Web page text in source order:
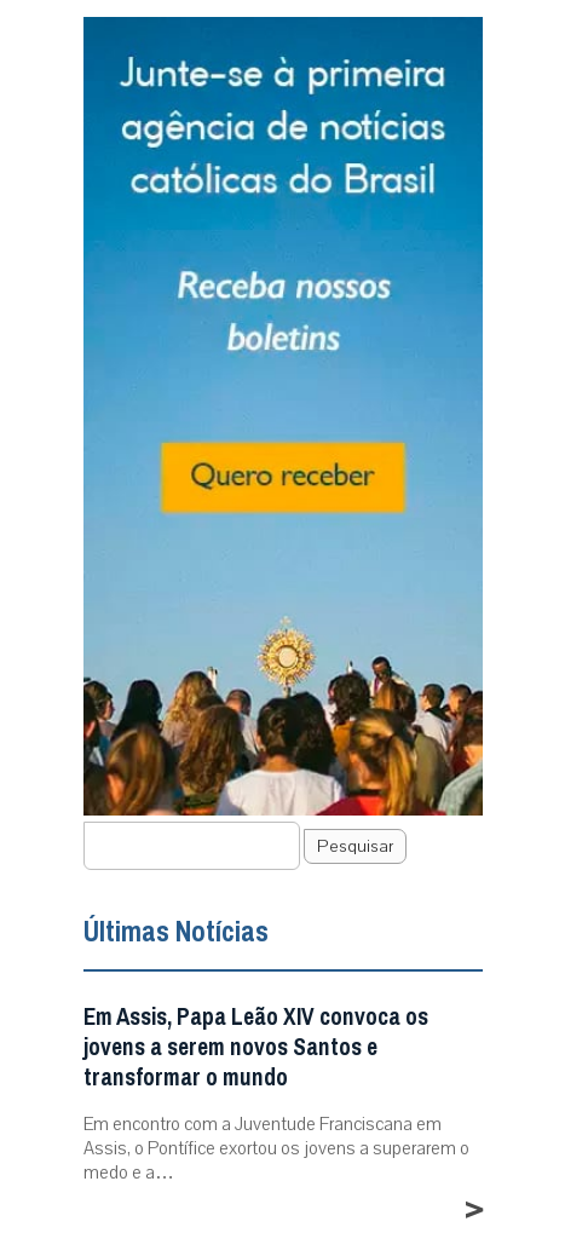
Pesquisar
Últimas Notícias
Em Assis, Papa Leão XIV convoca os
jovens a serem novos Santos e
transformar o mundo
Em encontro com a Juventude Franciscana em
Assis, o Pontífice exortou os jovens a superarem o
medo e a…
>